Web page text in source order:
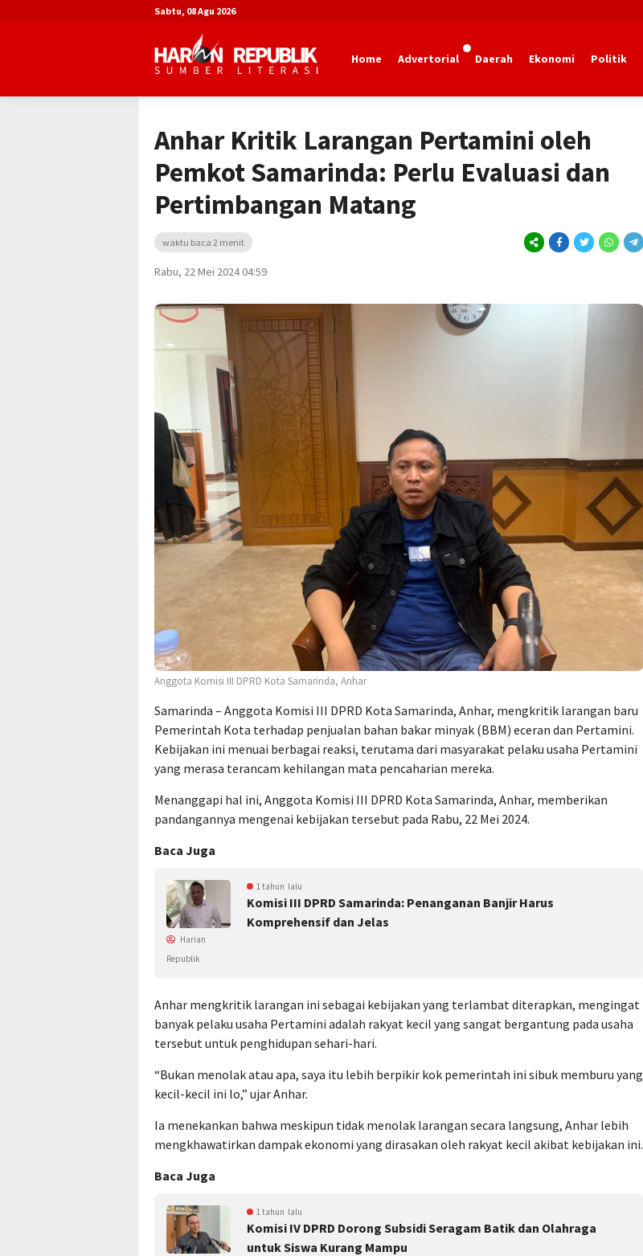
Sabtu, 08 Agu 2026
Home Advertorial Daerah Ekonomi Politik
Anhar Kritik Larangan Pertamini oleh
Pemkot Samarinda: Perlu Evaluasi dan
Pertimbangan Matang
waktu baca 2 menit
Rabu, 22 Mei 2024 04:59
Anggota Komisi III DPRD Kota Samarinda, Anhar
Samarinda – Anggota Komisi III DPRD Kota Samarinda, Anhar, mengkritik larangan baru
Pemerintah Kota terhadap penjualan bahan bakar minyak (BBM) eceran dan Pertamini.
Kebijakan ini menuai berbagai reaksi, terutama dari masyarakat pelaku usaha Pertamini
yang merasa terancam kehilangan mata pencaharian mereka.
Menanggapi hal ini, Anggota Komisi III DPRD Kota Samarinda, Anhar, memberikan
pandangannya mengenai kebijakan tersebut pada Rabu, 22 Mei 2024.
Baca Juga
1 tahun lalu
Komisi III DPRD Samarinda: Penanganan Banjir Harus
Komprehensif dan Jelas
Harian
Republik
Anhar mengkritik larangan ini sebagai kebijakan yang terlambat diterapkan, mengingat
banyak pelaku usaha Pertamini adalah rakyat kecil yang sangat bergantung pada usaha
tersebut untuk penghidupan sehari-hari.
“Bukan menolak atau apa, saya itu lebih berpikir kok pemerintah ini sibuk memburu yang
kecil-kecil ini lo,” ujar Anhar.
Ia menekankan bahwa meskipun tidak menolak larangan secara langsung, Anhar lebih
mengkhawatirkan dampak ekonomi yang dirasakan oleh rakyat kecil akibat kebijakan ini.
Baca Juga
1 tahun lalu
Komisi IV DPRD Dorong Subsidi Seragam Batik dan Olahraga
untuk Siswa Kurang Mampu